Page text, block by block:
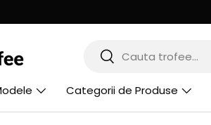
Cauta
Cauta
Categorii de Produse